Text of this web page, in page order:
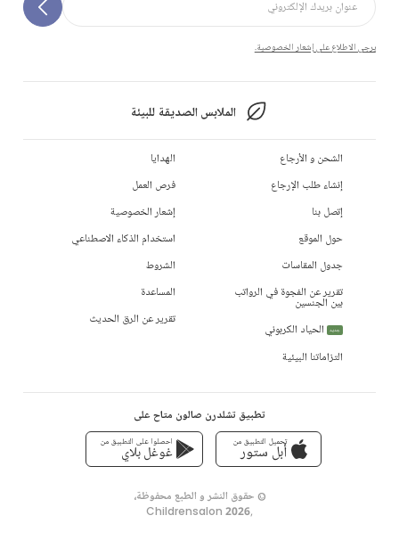
يرجى الاطلاع على إشعار الخصوصية.
الملابس الصديقة للبيئة
الشحن و الأرجاع
إنشاء طلب الإرجاع
إتصل بنا
حول الموقع
جدول المقاسات
تقرير عن الفجوة في الرواتب
بين الجنسين
جديد
الحياد الكربوني
التزاماتنا البيئية
الهدايا
فرص العمل
إشعار الخصوصية
استخدام الذكاء الاصطناعي
الشروط
المساعدة
تقرير عن الرق الحديث
تطبيق تشلدرن صالون متاح على
تحميل التطبيق من
أبل ستور
احصلوا على التطبيق من
غوغل بلاي
© حقوق النشر و الطبع محفوظة،
,
Childrensalon 2026